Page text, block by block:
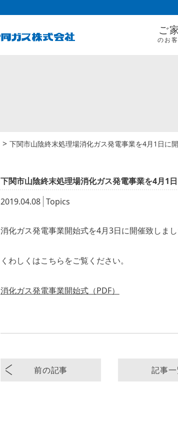
ご
のお
> 下関市山陰終末処理場消化ガス発電事業を4月1日に開
下関市山陰終末処理場消化ガス発電事業を4月1日
2019.04.08 Topics
消化ガス発電事業開始式を4月3日に開催致しまし
くわしくはこちらをご覧ください。
消化ガス発電事業開始式（PDF）
前の記事 記事